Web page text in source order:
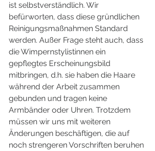
ist selbstverständlich. Wir
befürworten, dass diese gründlichen
Reinigungsmaßnahmen Standard
werden. Außer Frage steht auch, dass
die Wimpernstylistinnen ein
gepflegtes Erscheinungsbild
mitbringen, d.h. sie haben die Haare
während der Arbeit zusammen
gebunden und tragen keine
Armbänder oder Uhren. Trotzdem
müssen wir uns mit weiteren
Änderungen beschäftigen, die auf
noch strengeren Vorschriften beruhen